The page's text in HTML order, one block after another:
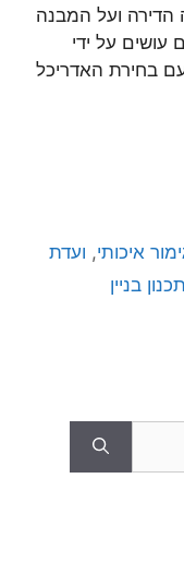
ועל המבנה
עושים על ידי
עם בחירת האדריכל
איכותי, ועדת
תכנון בניין